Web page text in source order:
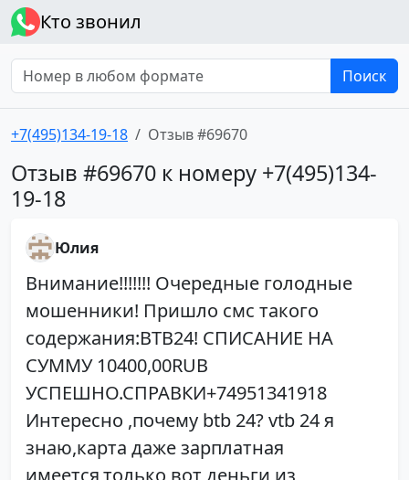
Кто звонил
Поиск
+7(495)134-19-18 Отзыв #69670
Отзыв #69670 к номеру +7(495)134-
19-18
Юлия
Внимание!!!!!!! Очередные голодные
мошенники! Пришло смс такого
содержания:BTB24! СПИСАНИЕ НА
СУММУ 10400,00RUB
УСПЕШНО.СПРАВКИ+74951341918
Интересно ,почему btb 24? vtb 24 я
знаю,карта даже зарплатная
имеется,только вот деньги из